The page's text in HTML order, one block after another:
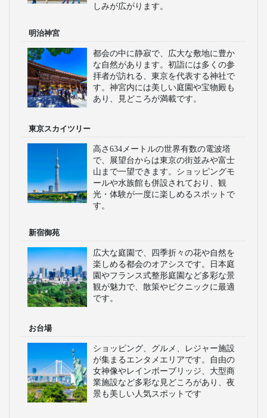
しみが広がります。
明治神宮
都会の中に静寂で、広大な敷地に豊か
な自然があります。初詣には多くの参
拝者が訪れる、東京を代表する神社で
す。神宮内には美しい庭園や宝物殿も
あり、見どころが満載です。
東京スカイツリー
高さ634メートルの世界有数の電波塔
で、展望台からは東京の街並みや富士
山まで一望できます。ショッピングモ
ールや水族館も併設されており、観
光・体験が一度に楽しめるスポットで
す。
新宿御苑
広大な庭園で、四季折々の花や自然を
楽しめる都会のオアシスです。日本庭
園やフランス式整形庭園など多彩な景
観が魅力で、散策やピクニックに最適
です。
お台場
ショッピング、グルメ、レジャー施設
が集まるエンタメエリアです。自由の
女神像やレインボーブリッジ、大型商
業施設など多彩な見どころがあり、夜
景も美しい人気スポットです